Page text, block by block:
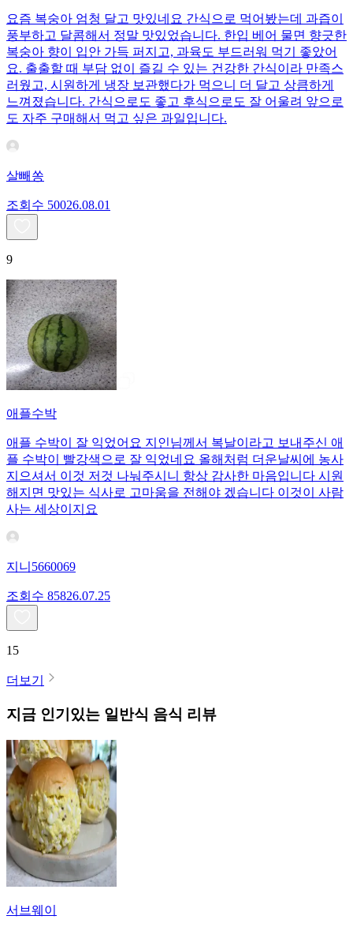
요즘 복숭아 엄청 달고 맛있네요 간식으로 먹어봤는데 과즙이
풍부하고 달콤해서 정말 맛있었습니다. 한입 베어 물면 향긋한
복숭아 향이 입안 가득 퍼지고, 과육도 부드러워 먹기 좋았어
요. 출출할 때 부담 없이 즐길 수 있는 건강한 간식이라 만족스
러웠고, 시원하게 냉장 보관했다가 먹으니 더 달고 상큼하게
느껴졌습니다. 간식으로도 좋고 후식으로도 잘 어울려 앞으로
도 자주 구매해서 먹고 싶은 과일입니다.
살빼쏭
조회수 50026.08.01
9
애플수박
애플 수박이 잘 익었어요 지인님께서 복날이라고 보내주신 애
플 수박이 빨강색으로 잘 익었네요 올해처럼 더운날씨에 농사
지으셔서 이것 저것 나눠주시니 항상 감사한 마음입니다 시원
해지면 맛있는 식사로 고마움을 전해야 겠습니다 이것이 사람
사는 세상이지요
지니5660069
조회수 85826.07.25
15
더보기
지금 인기있는 일반식 음식 리뷰
서브웨이